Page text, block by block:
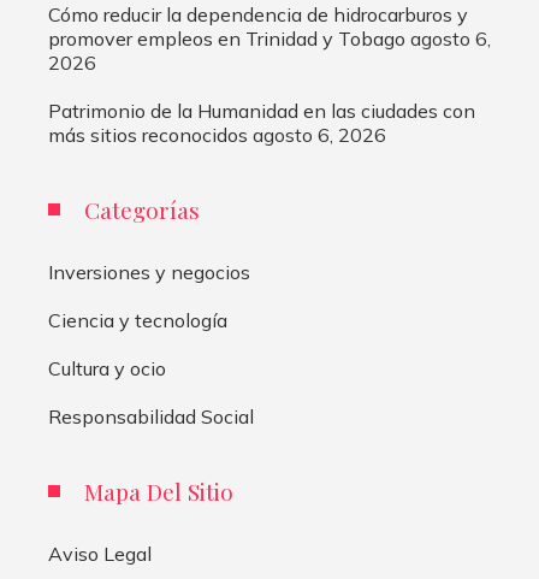
Cómo reducir la dependencia de hidrocarburos y
promover empleos en Trinidad y Tobago agosto 6,
2026
Patrimonio de la Humanidad en las ciudades con
más sitios reconocidos agosto 6, 2026
Categorías
Inversiones y negocios
Ciencia y tecnología
Cultura y ocio
Responsabilidad Social
Mapa Del Sitio
Aviso Legal